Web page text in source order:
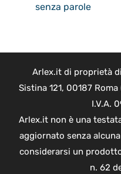
senza parole
Arlex.it di proprietà di
Sistina 121, 00187
I.V.A.
Arlex.it non è una
aggiornato senza
considerarsi un
n. 62